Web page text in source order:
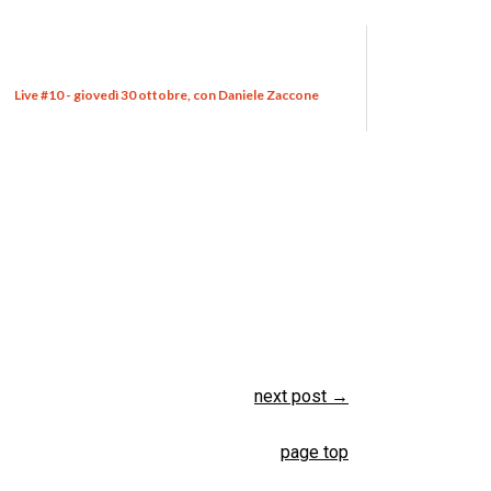
Live #10 - giovedì 30 ottobre, con Daniele Zaccone
next post →
page top